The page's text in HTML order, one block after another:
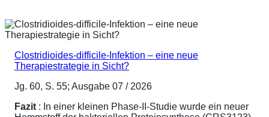
Clostridioides-difficile-Infektion – eine neue
Therapiestrategie in Sicht?
Jg. 60, S. 55; Ausgabe 07 / 2026
Fazit : In einer kleinen Phase-II-Studie wurde ein neuer